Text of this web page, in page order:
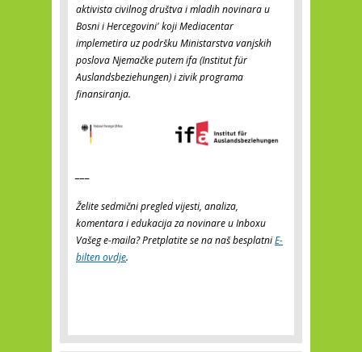
aktivista civilnog društva i mladih novinara u
Bosni i Hercegovini' koji Mediacentar
implemetira uz podršku Ministarstva vanjskih
poslova Njemačke putem ifa (Institut für
Auslandsbeziehungen) i zivik programa
finansiranja.
Želite sedmični pregled vijesti, analiza,
komentara i edukacija za novinare u Inboxu
Vašeg e-maila? Pretplatite se na naš besplatniE-
bilten ovdje.